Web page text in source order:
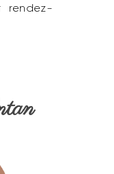
rendez-